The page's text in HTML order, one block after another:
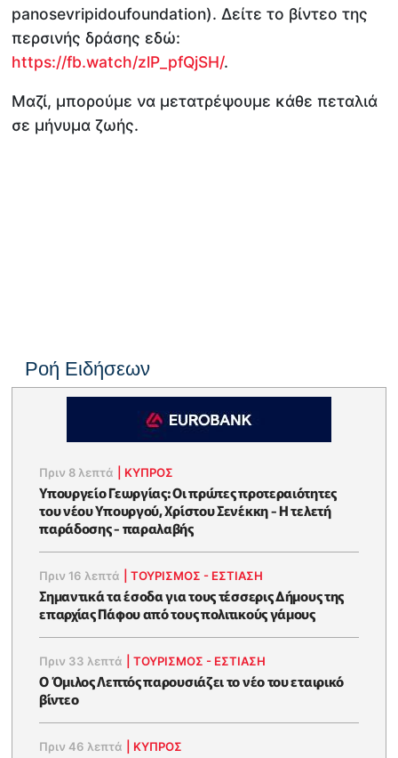
panosevripidoufoundation). Δείτε το βίντεο της
περσινής δράσης εδώ:
https://fb.watch/zlP_pfQjSH/.
Μαζί, μπορούμε να μετατρέψουμε κάθε πεταλιά
σε μήνυμα ζωής.
Ροή Ειδήσεων
Πριν 8 λεπτά ΚΥΠΡΟΣ
Υπουργείο Γεωργίας: Οι πρώτες προτεραιότητες
του νέου Υπουργού, Χρίστου Σενέκκη - Η τελετή
παράδοσης - παραλαβής
Πριν 16 λεπτά |ΤΟΥΡΙΣΜΟΣ - ΕΣΤΙΑΣΗ
Σημαντικά τα έσοδα για τους τέσσερις Δήμους της
επαρχίας Πάφου από τους πολιτικούς γάμους
Πριν 33 λεπτά |ΤΟΥΡΙΣΜΟΣ - ΕΣΤΙΑΣΗ
Ο Όμιλος Λεπτός παρουσιάζει το νέο του εταιρικό
βίντεο
Πριν 46 λεπτά ΚΥΠΡΟΣ